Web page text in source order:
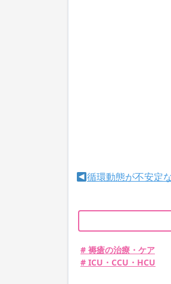
循環動態が不安定
# 褥瘡の治療・ケア
# ICU・CCU・HCU